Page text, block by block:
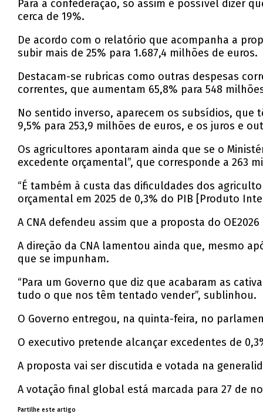
Para a confederação, só assim é possível dizer
cerca de 19%.
De acordo com o relatório que acompanha a
subir mais de 25% para 1.687,4 milhões de euros.
Destacam-se rubricas como outras despesas
correntes, que aumentam 65,8% para 548
No sentido inverso, aparecem os subsídios, que
9,5% para 253,9 milhões de euros, e os juros e
Os agricultores apontaram ainda que se o
excedente orçamental”, que corresponde a 263
“É também à custa das dificuldades dos
orçamental em 2025 de 0,3% do PIB [Produto
A CNA defendeu assim que a proposta do
A direção da CNA lamentou ainda que, mesmo
que se impunham.
“Para um Governo que diz que acabaram as
tudo o que nos têm tentado vender”, sublinhou.
O Governo entregou, na quinta-feira, no
O executivo pretende alcançar excedentes de
A proposta vai ser discutida e votada na
A votação final global está marcada para 27 de
Partilhe este artigo